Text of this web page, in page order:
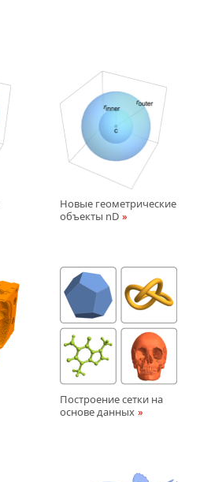
Новые геометрические
объекты nD
Построение сетки на
основе данных